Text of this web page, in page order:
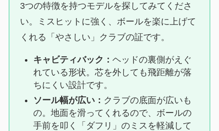
3つの特徴を持つモデルを探してみてくださ
い。ミスヒットに強く、ボールを楽に上げて
くれる「やさしい」クラブの証です。
キャビティバック：ヘッドの裏側がえぐ
れている形状。芯を外しても飛距離が落
ちにくい設計です。
ソール幅が広い： クラブの底面が広いも
の。地面を滑ってくれるので、ボールの
手前を叩く「ダフリ」のミスを軽減して